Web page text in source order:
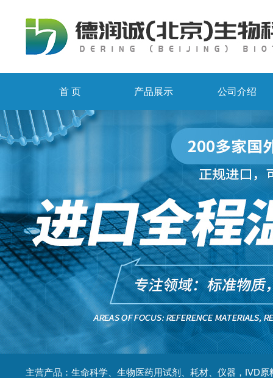
首 页 产品展示 公司介绍
主营产品：生命科学、生物医药用试剂、耗材、仪器，IVD原